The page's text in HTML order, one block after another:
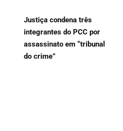
Justiça condena três
integrantes do PCC por
assassinato em “tribunal
do crime”